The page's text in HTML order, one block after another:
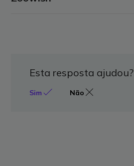
Esta resposta ajudou?
Sim Não